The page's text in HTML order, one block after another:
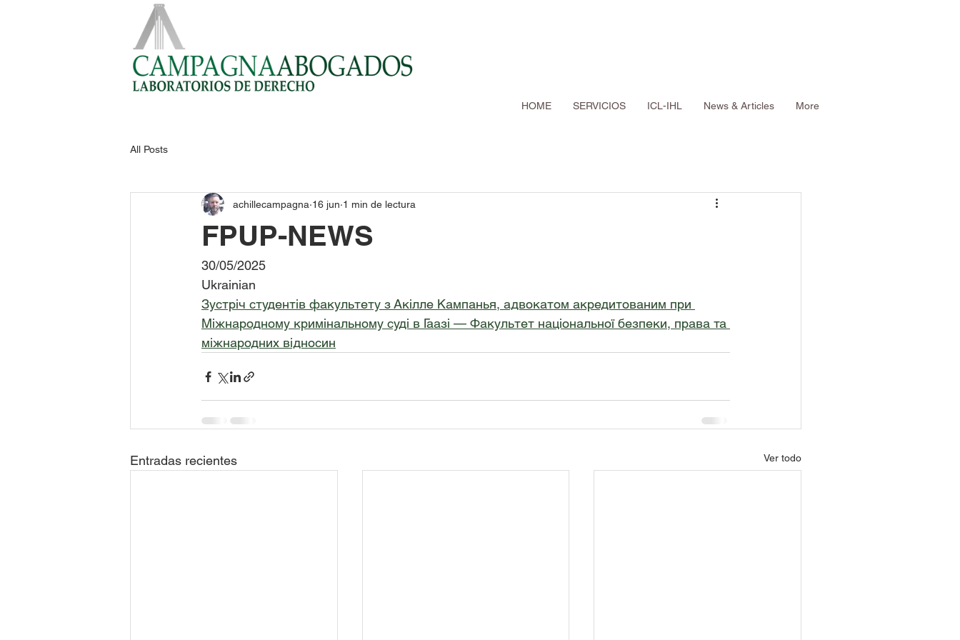
HOME SERVICIOS ICL-IHL News & Articles More
All Posts
FPUP-NEWS
achillecampagna 16 jun 1 min de lectura
30/05/2025
Ukrainian
Зустріч студентів факультету з Акілле Кампанья, адвокатом акредитованим при
Міжнародному кримінальному суді в Гаазі — Факультет національної безпеки, права та
міжнародних відносин
Entradas recientes Ver todo